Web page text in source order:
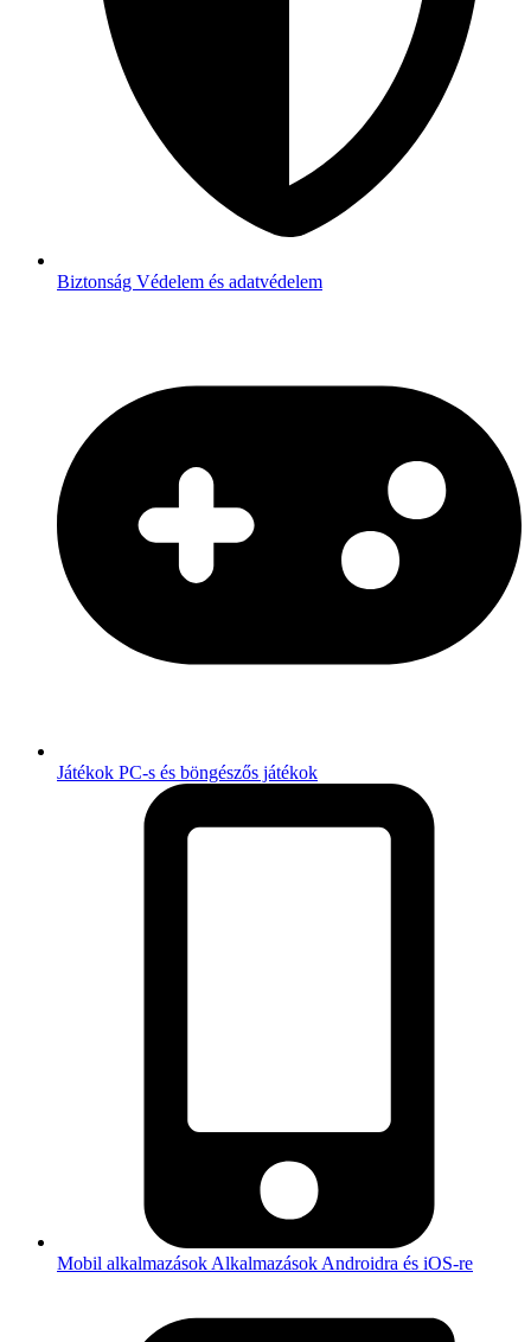
Biztonság Védelem és adatvédelem
Játékok PC-s és böngészős játékok
Mobil alkalmazások Alkalmazások Androidra és iOS-re